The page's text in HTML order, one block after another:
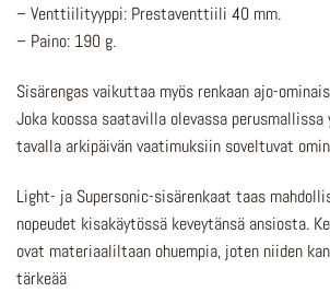
– Venttiilityyppi: Prestaventtiili 40 mm.
– Paino: 190 g.
Sisärengas vaikuttaa myös renkaan ajo-
Joka koossa saatavilla olevassa
tavalla arkipäivän vaatimuksiin soveltuvat
Light- ja Supersonic-sisärenkaat taas
nopeudet kisakäytössä keveytänsä ansiosta.
ovat materiaaliltaan ohuempia, joten niiden
tärkeää